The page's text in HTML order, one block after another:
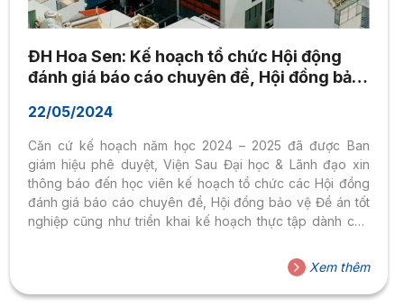
ĐH Hoa Sen: Kế hoạch tổ chức Hội động
đánh giá báo cáo chuyên đề, Hội đồng bảo
chương trình thạc sĩ 2024-2025
22/05/2024
Căn cứ kế hoạch năm học 2024 – 2025 đã được Ban
giám hiệu phê duyệt, Viện Sau Đại học & Lãnh đạo xin
thông báo đến học viên kế hoạch tổ chức các Hội đồng
đánh giá báo cáo chuyên đề, Hội đồng bảo vệ Đề án tốt
nghiệp cũng như triển khai kế hoạch thực tập dành cho
(MBA), Ngôn ngữ Anh (MAE) và Quản trị Dịch vụ Du lịch &
Xem thêm